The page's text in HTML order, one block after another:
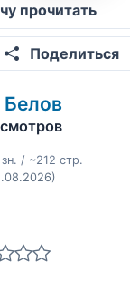
прочитать
Поделиться
Белов
/ ~212 стр.